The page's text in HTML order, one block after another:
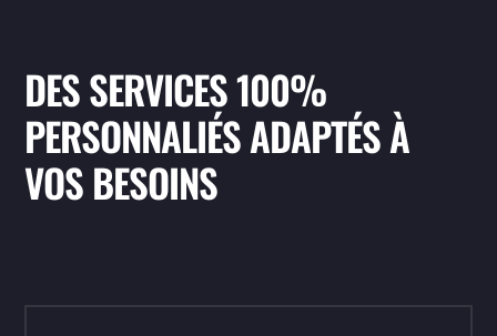
DES SERVICES 100%
PERSONNALIÉS ADAPTÉS À
VOS BESOINS